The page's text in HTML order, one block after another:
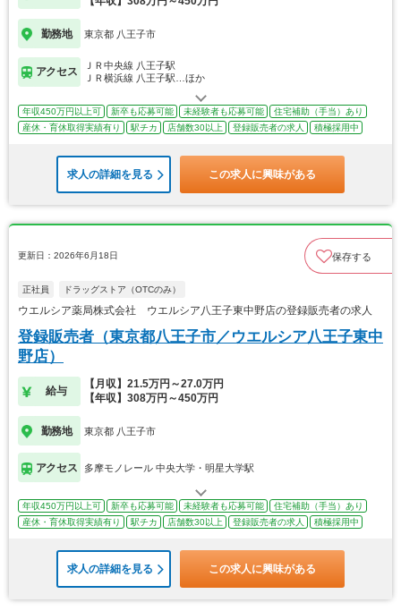
勤務地 東京都 八王子市
アクセス
ＪＲ中央線 八王子駅
ＪＲ横浜線 八王子駅…ほか
年収450万円以上可 新卒も応募可能 未経験者も応募可能
住宅補助（手当）あり
産休・育休取得実績有り
駅チカ 店舗数30以上 登録販売者の求人 積極採用中
求人の詳細を見る この求人に興味がある
更新日：2026年6月18日 保存する
正社員 ドラッグストア（OTCのみ）
ウエルシア薬局株式会社 ウエルシア八王子東中野店の登録販売者の求人
登録販売者（東京都八王子市／ウエルシア八王子東中
野店）
給与
【月収】21.5万円～27.0万円
【年収】308万円～450万円
勤務地 東京都 八王子市
アクセス 多摩モノレール 中央大学・明星大学駅
年収450万円以上可 新卒も応募可能 未経験者も応募可能
住宅補助（手当）あり
産休・育休取得実績有り
駅チカ 店舗数30以上 登録販売者の求人 積極採用中
求人の詳細を見る この求人に興味がある